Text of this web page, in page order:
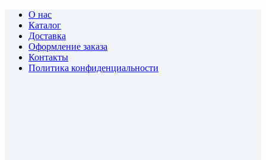
О нас
Каталог
Доставка
Оформление заказа
Контакты
Политика конфиденциальности